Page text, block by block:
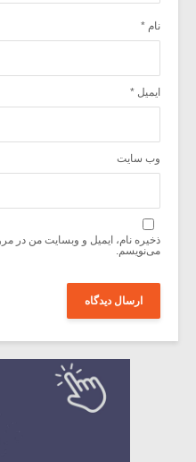
نام *
ایمیل *
وب‌ سایت
ذخیره نام، ایمیل و وبسایت من در
می‌نویسم.